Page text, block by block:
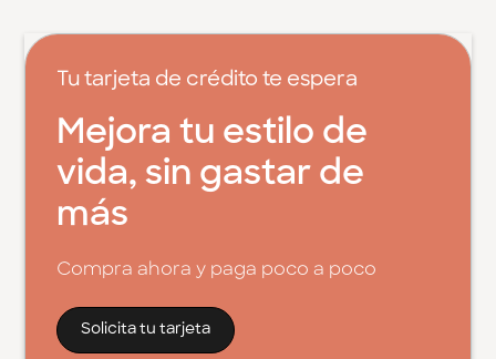
Tu tarjeta de crédito te espera
Mejora tu estilo de
vida, sin gastar de
más
Compra ahora y paga poco a poco
Solicita tu tarjeta